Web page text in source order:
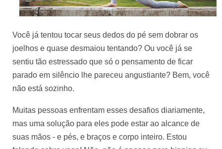
Você já tentou tocar seus dedos do pé sem dobrar os
joelhos e quase desmaiou tentando? Ou você já se
sentiu tão estressado que só o pensamento de ficar
parado em silêncio lhe pareceu angustiante? Bem, você
não está sozinho.
Muitas pessoas enfrentam esses desafios diariamente,
mas uma solução para eles pode estar ao alcance de
suas mãos - e pés, e braços e corpo inteiro. Estou